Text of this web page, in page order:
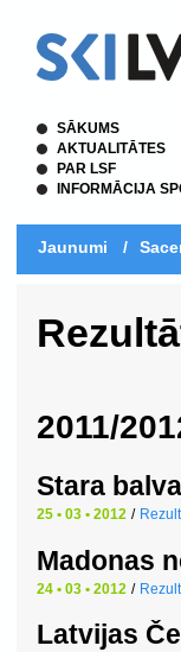
SĀKUMS
AKTUALITĀTES
PAR LSF
INFORMĀCIJA
Jaunumi /
2011/
Stara
25 • 03 • 2012 /
Madonas
24 • 03 • 2012 /
Latvijas